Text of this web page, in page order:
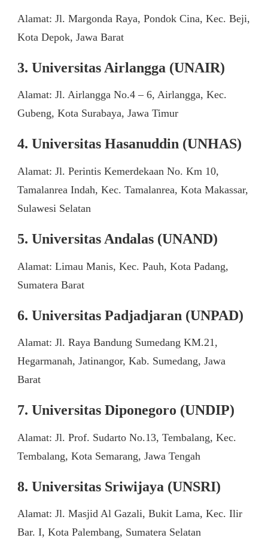
Alamat: Jl. Margonda Raya, Pondok Cina, Kec. Beji,
Kota Depok, Jawa Barat
3. Universitas Airlangga (UNAIR)
Alamat: Jl. Airlangga No.4 – 6, Airlangga, Kec.
Gubeng, Kota Surabaya, Jawa Timur
4. Universitas Hasanuddin (UNHAS)
Alamat: Jl. Perintis Kemerdekaan No. Km 10,
Tamalanrea Indah, Kec. Tamalanrea, Kota Makassar,
Sulawesi Selatan
5. Universitas Andalas (UNAND)
Alamat: Limau Manis, Kec. Pauh, Kota Padang,
Sumatera Barat
6. Universitas Padjadjaran (UNPAD)
Alamat: Jl. Raya Bandung Sumedang KM.21,
Hegarmanah, Jatinangor, Kab. Sumedang, Jawa
Barat
7. Universitas Diponegoro (UNDIP)
Alamat: Jl. Prof. Sudarto No.13, Tembalang, Kec.
Tembalang, Kota Semarang, Jawa Tengah
8. Universitas Sriwijaya (UNSRI)
Alamat: Jl. Masjid Al Gazali, Bukit Lama, Kec. Ilir
Bar. I, Kota Palembang, Sumatera Selatan